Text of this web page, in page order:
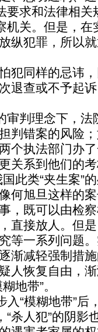
要求和法律相
机关。但是，
纵犯罪，所以
同样的忌讳，
退查或不予起
判理念下，法
判错案的风险
个执法部门办
关系到他们的
此类“夹生案”
何旭旦这样的
，既可以由检
直接放人。但
等一系列问题
渐减轻强制措
人恢复自由，
地带”。
“模糊地带”后
“杀人犯”的阴